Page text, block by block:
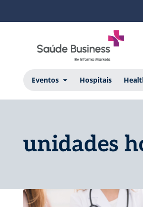
Eventos Hospitais
unidades